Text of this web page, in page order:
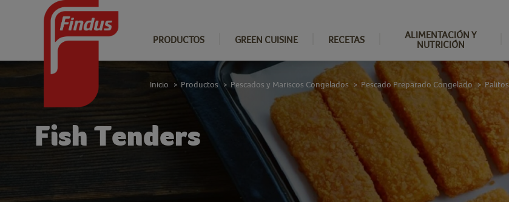
PRODUCTOS GREEN CUISINE RECETAS
ALIMENTACIÓN Y
NUTRICIÓN
Fish Tenders
Inicio > Productos > Pescados y Mariscos Congelados > Pescado Preparado Congelado >